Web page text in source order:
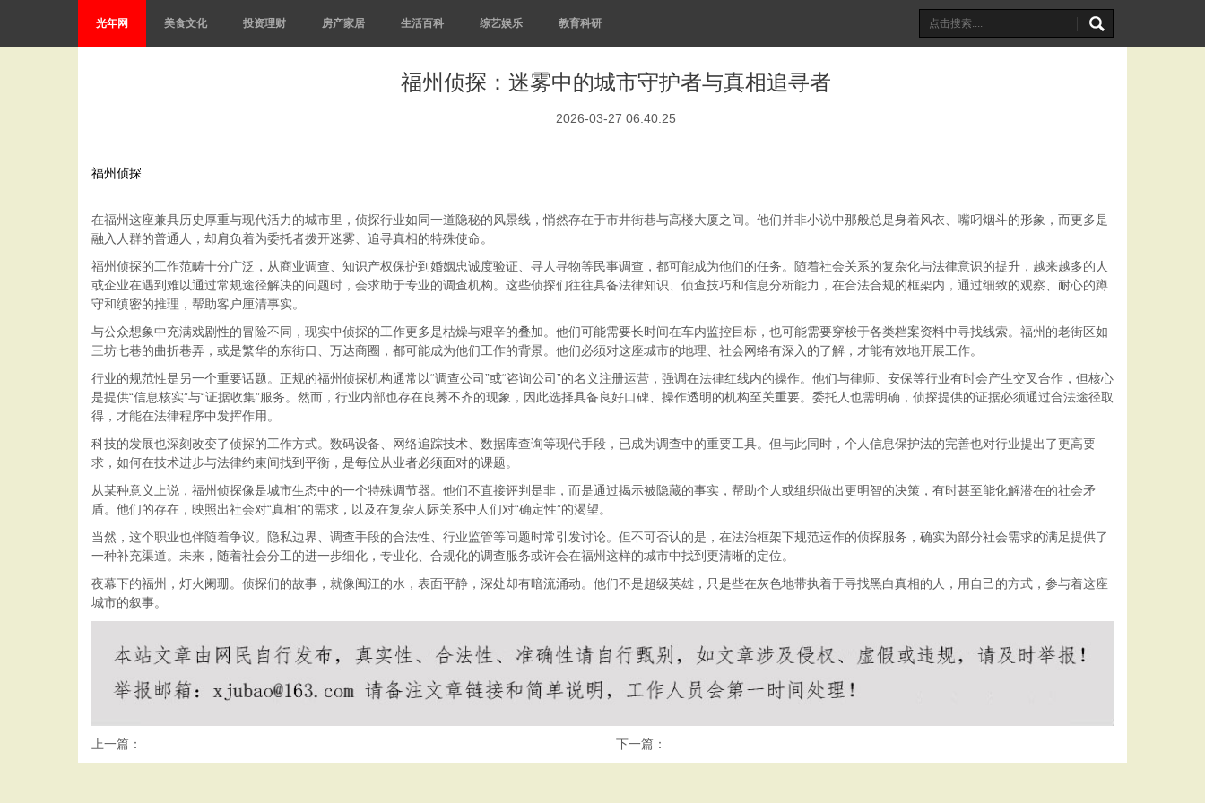
光年网 美食文化 投资理财 房产家居 生活百科 综艺娱乐 教育科研
福州侦探：迷雾中的城市守护者与真相追寻者
2026-03-27 06:40:25
福州侦探
在福州这座兼具历史厚重与现代活力的城市里，侦探行业如同一道隐秘的风景线，悄然存在于市井街巷与高楼大厦之间。他们并非小说中那般总是身着风衣、嘴叼烟斗的形象，而更多是
融入人群的普通人，却肩负着为委托者拨开迷雾、追寻真相的特殊使命。
福州侦探的工作范畴十分广泛，从商业调查、知识产权保护到婚姻忠诚度验证、寻人寻物等民事调查，都可能成为他们的任务。随着社会关系的复杂化与法律意识的提升，越来越多的人
或企业在遇到难以通过常规途径解决的问题时，会求助于专业的调查机构。这些侦探们往往具备法律知识、侦查技巧和信息分析能力，在合法合规的框架内，通过细致的观察、耐心的蹲
守和缜密的推理，帮助客户厘清事实。
与公众想象中充满戏剧性的冒险不同，现实中侦探的工作更多是枯燥与艰辛的叠加。他们可能需要长时间在车内监控目标，也可能需要穿梭于各类档案资料中寻找线索。福州的老街区如
三坊七巷的曲折巷弄，或是繁华的东街口、万达商圈，都可能成为他们工作的背景。他们必须对这座城市的地理、社会网络有深入的了解，才能有效地开展工作。
行业的规范性是另一个重要话题。正规的福州侦探机构通常以“调查公司”或“咨询公司”的名义注册运营，强调在法律红线内的操作。他们与律师、安保等行业有时会产生交叉合作，但核心
是提供“信息核实”与“证据收集”服务。然而，行业内部也存在良莠不齐的现象，因此选择具备良好口碑、操作透明的机构至关重要。委托人也需明确，侦探提供的证据必须通过合法途径取
得，才能在法律程序中发挥作用。
科技的发展也深刻改变了侦探的工作方式。数码设备、网络追踪技术、数据库查询等现代手段，已成为调查中的重要工具。但与此同时，个人信息保护法的完善也对行业提出了更高要
求，如何在技术进步与法律约束间找到平衡，是每位从业者必须面对的课题。
从某种意义上说，福州侦探像是城市生态中的一个特殊调节器。他们不直接评判是非，而是通过揭示被隐藏的事实，帮助个人或组织做出更明智的决策，有时甚至能化解潜在的社会矛
盾。他们的存在，映照出社会对“真相”的需求，以及在复杂人际关系中人们对“确定性”的渴望。
当然，这个职业也伴随着争议。隐私边界、调查手段的合法性、行业监管等问题时常引发讨论。但不可否认的是，在法治框架下规范运作的侦探服务，确实为部分社会需求的满足提供了
一种补充渠道。未来，随着社会分工的进一步细化，专业化、合规化的调查服务或许会在福州这样的城市中找到更清晰的定位。
夜幕下的福州，灯火阑珊。侦探们的故事，就像闽江的水，表面平静，深处却有暗流涌动。他们不是超级英雄，只是些在灰色地带执着于寻找黑白真相的人，用自己的方式，参与着这座
城市的叙事。
上一篇： 下一篇：